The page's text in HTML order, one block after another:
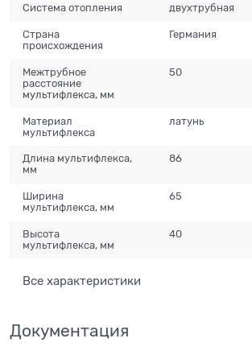
Система отопления двухтрубная
Страна
происхождения
Германия
Межтрубное
расстояние
мультифлекса, мм
50
Материал
мультифлекса
латунь
Длина мультифлекса,
мм
86
Ширина
мультифлекса, мм
65
Высота
мультифлекса, мм
40
Все характеристики
Документация